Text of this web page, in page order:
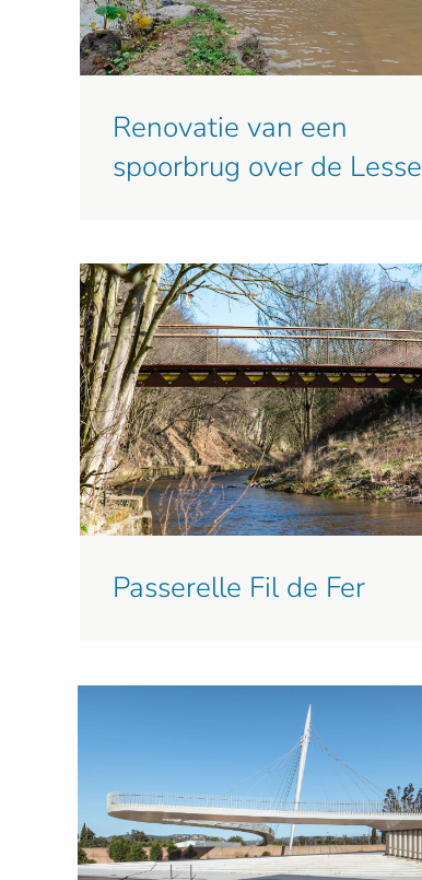
Renovatie van een
spoorbrug over de Lesse
Passerelle Fil de Fer